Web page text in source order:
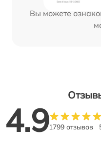
Вы можете
4.91799 отзывов